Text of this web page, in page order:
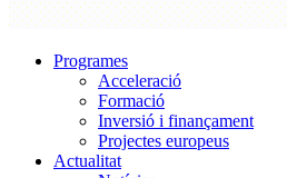
Programes
Acceleració
Formació
Inversió i finançament
Projectes europeus
Actualitat